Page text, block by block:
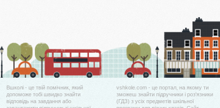
Вшколі - це твій помічник, який
допоможе тобі швидко знайти
відповідь на завдання або
vshkole.com - це портал, на якому ти
зможеш знайти підручники і роз'язники
(ГДЗ) з усіх предметів шкільної